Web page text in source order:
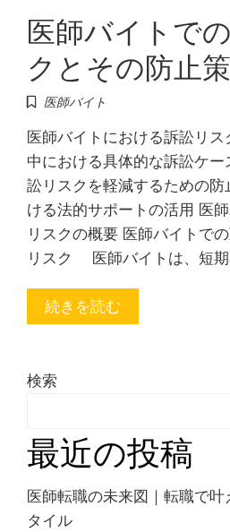
医師バイトで
クとその防止策
医師バイト
医師バイトにおける訴訟リス
中における具体的な訴訟ケ
訟リスクを軽減するための
ける法的サポートの活用 医
リスクの概要 医師バイトで
リスク 医師バイトは、短
続きを読む
検索
最近の投稿
医師転職の未来図｜転職で
タイル